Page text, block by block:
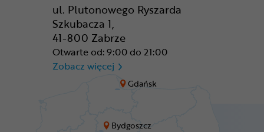
Bydgoszcz
Gdańsk
ul. Plutonowego Ryszarda
Szkubacza 1,
41-800 Zabrze
Otwarte od: 9:00 do 21:00
Zobacz więcej CR Zabrze - M1 Zabrze